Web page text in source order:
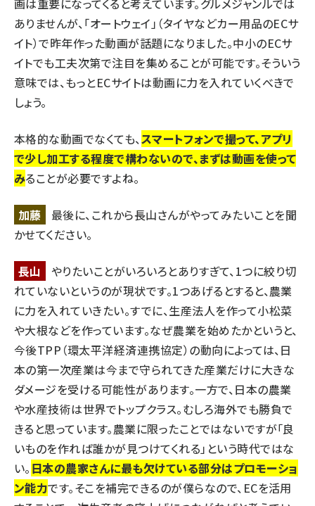
ありませんが、「オートウェイ」（タイヤなどカー用品のECサ
イト）で昨年作った動画が話題になりました。中小のECサ
イトでも工夫次第で注目を集めることが可能です。そういう
意味では、もっとECサイトは動画に力を入れていくべきで
しょう。
本格的な動画でなくても、スマートフォンで撮って、アプリ
で少し加工する程度で構わないので、まずは動画を使って
みることが必要ですよね。
加藤
最後に、これから長山さんがやってみたいことを聞
かせてください。
長山
やりたいことがいろいろとありすぎて、1つに絞り切
れていないというのが現状です。1つあげるとすると、農業
に力を入れていきたい。すでに、生産法人を作って小松菜
や大根などを作っています。なぜ農業を始めたかというと、
今後TPP（環太平洋経済連携協定）の動向によっては、日
本の第一次産業は今まで守られてきた産業だけに大きな
ダメージを受ける可能性があります。一方で、日本の農業
や水産技術は世界でトップクラス。むしろ海外でも勝負で
きると思っています。農業に限ったことではないですが「良
いものを作れば誰かが見つけてくれる」という時代ではな
い。 日本の農家さんに最も欠けている部分はプロモーショ
ン能力です。そこを補完できるのが僕らなので、ECを活用